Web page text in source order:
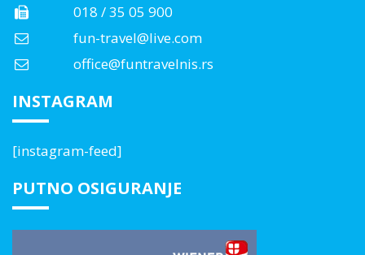
018 / 35 05 900
fun-travel@live.com
office@funtravelnis.rs
INSTAGRAM
[instagram-feed]
PUTNO OSIGURANJE